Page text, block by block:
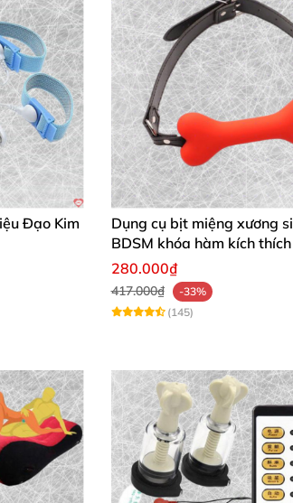
Đạo Kim
Dụng cụ bịt miệng xương
BDSM khóa hàm kích
280.000₫
417.000₫
-33%
(145)